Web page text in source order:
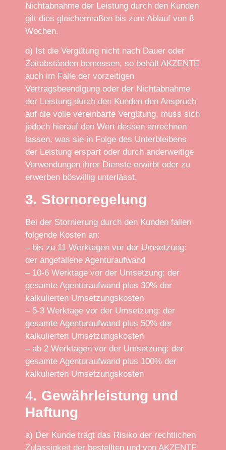
Nichtabnahme der Leistung durch den Kunden
gilt dies gleichermaßen bis zum Ablauf von 8
Wochen.
d) Ist die Vergütung nicht nach Dauer oder
Zeitabständen bemessen, so behält AKZENTE
auch im Falle der vorzeitigen
Vertragsbeendigung oder der Nichtabnahme
der Leistung durch den Kunden den Anspruch
auf die volle vereinbarte Vergütung, muss sich
jedoch hierauf den Wert dessen anrechnen
lassen, was sie in Folge des Unterbleibens
der Leistung erspart oder durch anderweitige
Verwendungen ihrer Dienste erwirbt oder zu
erwerben böswillig unterlässt.
3. Stornoregelung
Bei der Stornierung durch den Kunden fallen
folgende Kosten an:
– bis zu 11 Werktagen vor der Umsetzung:
der angefallene Agenturaufwand
– 10-6 Werktage vor der Umsetzung: der
gesamte Agenturaufwand plus 30% der
kalkulierten Umsetzungskosten
– 5-3 Werktage vor der Umsetzung: der
gesamte Agenturaufwand plus 50% der
kalkulierten Umsetzungskosten
– ab 2 Werktagen vor der Umsetzung: der
gesamte Agenturaufwand plus 100% der
kalkulierten Umsetzungskosten
4. Gewährleistung und
Haftung
a) Der Kunde trägt das Risiko der rechtlichen
Zulässigkeit der bestellten und von AKZENTE